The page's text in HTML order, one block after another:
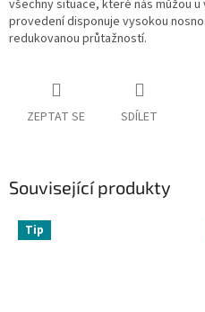
všechny situace, které nás můžou
provedení disponuje vysokou
redukovanou průtažností.
ZEPTAT SE SDÍLET
Související produkty
Tip